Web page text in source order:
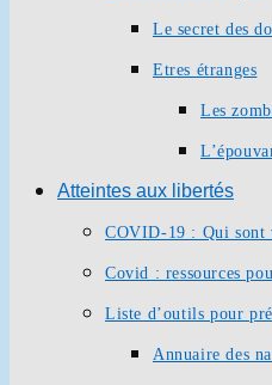
Le secret des
Etres étranges
Les
Atteintes aux libertés
COVID-19 : Qui sont
Covid : ressources
Liste d’outils pour
Annuaire des